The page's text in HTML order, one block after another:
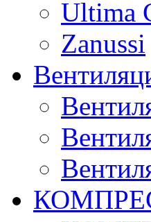
Ultima
Zanussi